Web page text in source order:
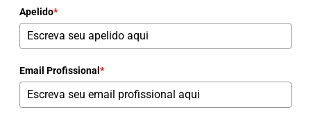
Apelido*
Email Profissional *